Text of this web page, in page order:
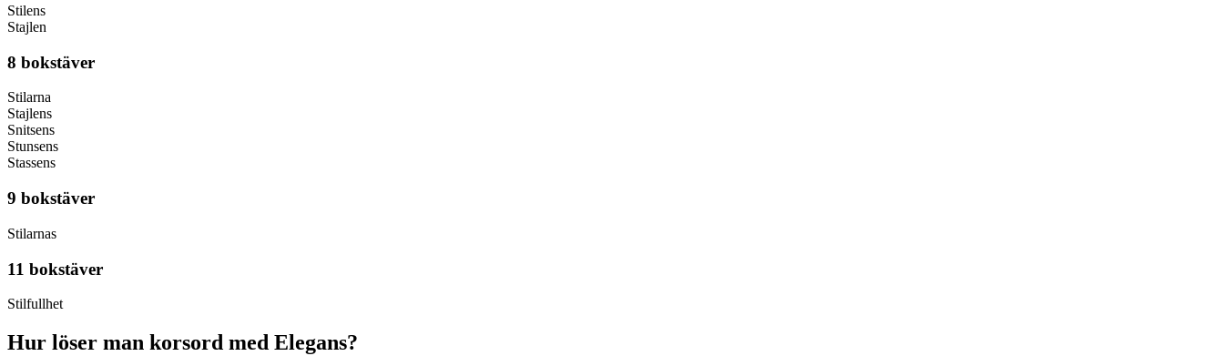
Stilens
Stajlen
8 bokstäver
Stilarna
Stajlens
Snitsens
Stunsens
Stassens
9 bokstäver
Stilarnas
11 bokstäver
Stilfullhet
Hur löser man korsord med Elegans?